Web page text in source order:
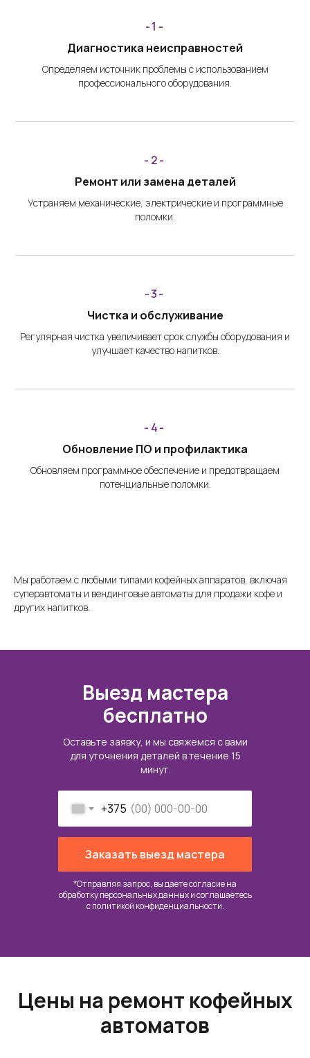
-1-
Диагностика неисправностей
Определяем источник проблемы с использованием
профессионального оборудования.
-2-
Ремонт или замена деталей
Устраняем механические, электрические и программные
поломки.
-3-
Чистка и обслуживание
Регулярная чистка увеличивает срок службы оборудования и
улучшает качество напитков.
-4-
Обновление ПО и профилактика
Обновляем программное обеспечение и предотвращаем
потенциальные поломки.
Мы работаем с любыми типами кофейных аппаратов, включая
суперавтоматы и вендинговые автоматы для продажи кофе и
других напитков.
Оставьте заявку, и мы свяжемся с вами
для уточнения деталей в течение 15
минут.
Выезд мастера
бесплатно
*Отправляя запрос, вы даете согласие на
обработку персональных данных и соглашаетесь
cполитикой конфиденциальности.
+375
Заказать выезд мастера
Цены на ремонт кофейных
автоматов